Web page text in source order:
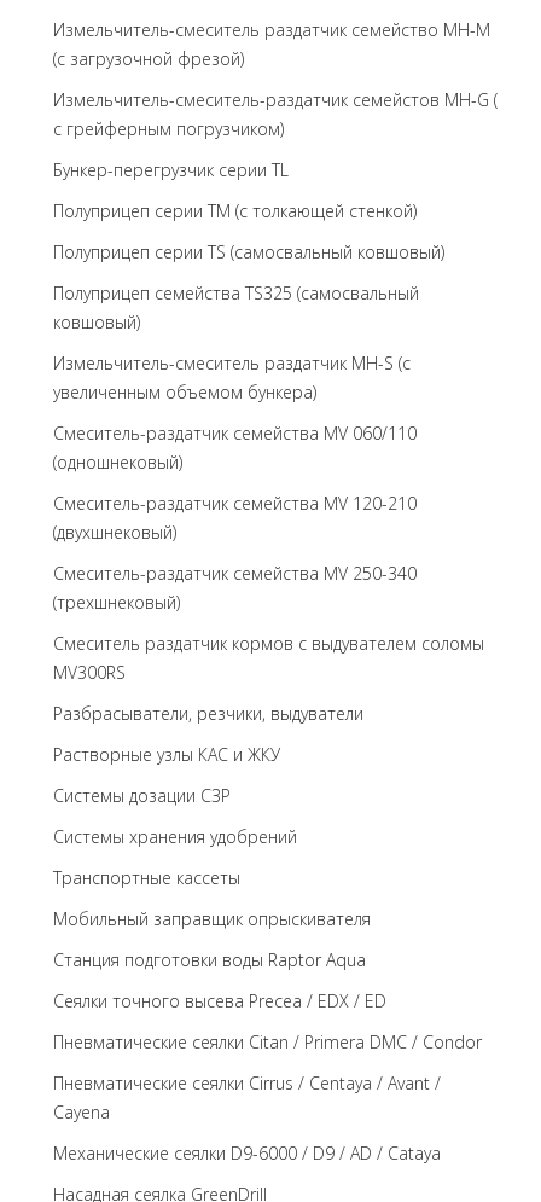
Измельчитель-смеситель раздатчик семейство MH-M
(с загрузочной фрезой)
Измельчитель-смеситель-раздатчик семейстов MH-G (
с грейферным погрузчиком)
Бункер-перегрузчик серии TL
Полуприцеп серии TM (с толкающей стенкой)
Полуприцеп серии TS (самосвальный ковшовый)
Полуприцеп семейства TS325 (самосвальный
ковшовый)
Измельчитель-смеситель раздатчик MH-S (с
увеличенным объемом бункера)
Смеситель-раздатчик семейства MV 060/110
(одношнековый)
Смеситель-раздатчик семейства MV 120-210
(двухшнековый)
Смеситель-раздатчик семейства MV 250-340
(трехшнековый)
Cмеситель раздатчик кормов с выдувателем соломы
MV300RS
Разбрасыватели, резчики, выдуватели
Растворные узлы КАС и ЖКУ
Системы дозации СЗР
Системы хранения удобрений
Транспортные кассеты
Мобильный заправщик опрыскивателя
Станция подготовки воды Raptor Aqua
Сеялки точного высева Precea / EDX / ED
Пневматические сеялки Citan / Primera DMC / Condor
Пневматические сеялки Cirrus / Centaya / Avant /
Cayena
Механические сеялки D9-6000 / D9 / AD / Cataya
Насадная сеялка GreenDrill